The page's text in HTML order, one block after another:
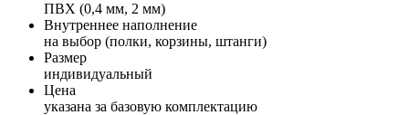
ПВХ (0,4 мм, 2 мм)
Внутреннее наполнение
на выбор (полки, корзины, штанги)
Размер
индивидуальный
Цена
указана за базовую комплектацию